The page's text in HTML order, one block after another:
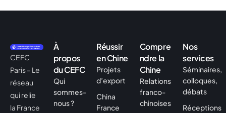
CEFC
Paris – Le
réseau
qui relie
la France
À
propos
du CEFC
Qui
sommes-
nous ?
Réussir
en Chine
Projets
d’export
China
France
Compre
ndre la
Chine
Relations
franco-
chinoises
Nos
services
Séminaires,
colloques,
débats
Réceptions